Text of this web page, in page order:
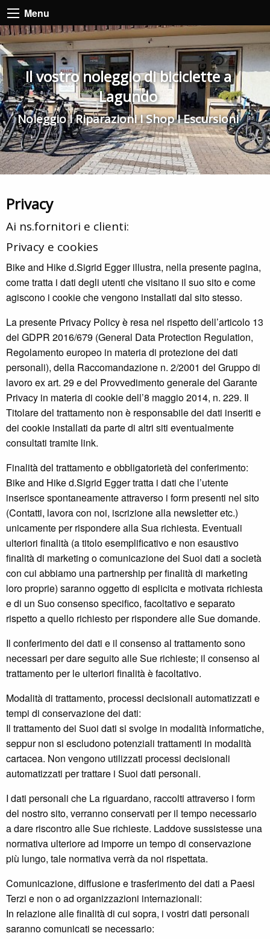
Menu
Il vostro noleggio di biciclette a
Lagundo
Noleggio I Riparazioni I Shop I Escursioni
Privacy
Ai ns.fornitori e clienti:
Privacy e cookies
Bike and Hike d.Sigrid Egger illustra, nella presente pagina,
come tratta i dati degli utenti che visitano il suo sito e come
agiscono i cookie che vengono installati dal sito stesso.
La presente Privacy Policy è resa nel rispetto dell’articolo 13
del GDPR 2016/679 (General Data Protection Regulation,
Regolamento europeo in materia di protezione dei dati
personali), della Raccomandazione n. 2/2001 del Gruppo di
lavoro ex art. 29 e del Provvedimento generale del Garante
Privacy in materia di cookie dell’8 maggio 2014, n. 229. Il
Titolare del trattamento non è responsabile dei dati inseriti e
dei cookie installati da parte di altri siti eventualmente
consultati tramite link.
Finalità del trattamento e obbligatorietà del conferimento:
Bike and Hike d.Sigrid Egger tratta i dati che l’utente
inserisce spontaneamente attraverso i form presenti nel sito
(Contatti, lavora con noi, iscrizione alla newsletter etc.)
unicamente per rispondere alla Sua richiesta. Eventuali
ulteriori finalità (a titolo esemplificativo e non esaustivo
finalità di marketing o comunicazione dei Suoi dati a società
con cui abbiamo una partnership per finalità di marketing
loro proprie) saranno oggetto di esplicita e motivata richiesta
e di un Suo consenso specifico, facoltativo e separato
rispetto a quello richiesto per rispondere alle Sue domande.
Il conferimento dei dati e il consenso al trattamento sono
necessari per dare seguito alle Sue richieste; il consenso al
trattamento per le ulteriori finalità è facoltativo.
Modalità di trattamento, processi decisionali automatizzati e
tempi di conservazione dei dati:
Il trattamento dei Suoi dati si svolge in modalità informatiche,
seppur non si escludono potenziali trattamenti in modalità
cartacea. Non vengono utilizzati processi decisionali
automatizzati per trattare i Suoi dati personali.
I dati personali che La riguardano, raccolti attraverso i form
del nostro sito, verranno conservati per il tempo necessario
a dare riscontro alle Sue richieste. Laddove sussistesse una
normativa ulteriore ad imporre un tempo di conservazione
più lungo, tale normativa verrà da noi rispettata.
Comunicazione, diffusione e trasferimento dei dati a Paesi
Terzi e non o ad organizzazioni internazionali:
In relazione alle finalità di cui sopra, i vostri dati personali
saranno comunicati se necessario: